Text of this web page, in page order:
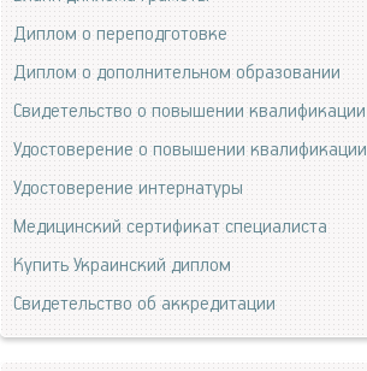
Диплом о переподготовке
Диплом о дополнительном образовании
Свидетельство о повышении квалификации
Удостоверение о повышении квалификации
Удостоверение интернатуры
Медицинский сертификат специалиста
Купить Украинский диплом
Свидетельство об аккредитации